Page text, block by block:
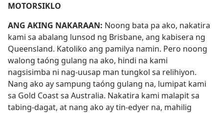
MOTORSIKLO
ANG AKING NAKARAAN: Noong bata pa ako, nakatira
kami sa abalang lunsod ng Brisbane, ang kabisera ng
Queensland. Katoliko ang pamilya namin. Pero noong
walong taóng gulang na ako, hindi na kami
nagsisimba ni nag-uusap man tungkol sa relihiyon.
Nang ako ay sampung taóng gulang na, lumipat kami
sa Gold Coast sa Australia. Nakatira kami malapit sa
tabing-dagat, at nang ako ay tin-edyer na, mahilig